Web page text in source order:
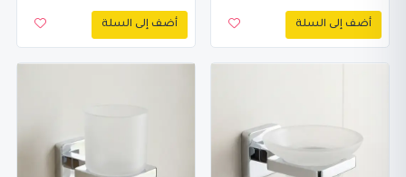
أضف إلى السلة أضف إلى السلة